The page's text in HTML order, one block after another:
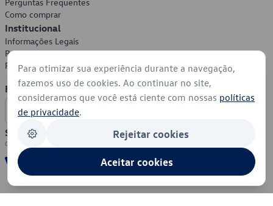
Como comprar
Institucional
Informações Legais
Política de Privacidade
Política de Cookies
Formas de Pagamento
Segurança
Para otimizar sua experiência durante a navegação,
fazemos uso de cookies. Ao continuar no site,
consideramos que você está ciente com nossas políticas
de privacidade.
Rejeitar cookies
Aceitar cookies